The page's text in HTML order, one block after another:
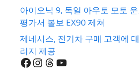
아이오닉 9, 독일 아우토 모토
평가서 볼보 EX90 제쳐
제네시스, 전기차 구매 고객에
리지 제공
Facebook
Instagram
Threads
YouTube